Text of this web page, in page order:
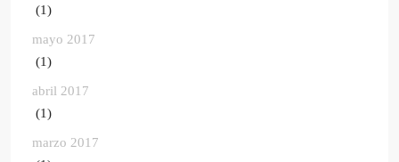
(1)
mayo 2017
(1)
abril 2017
(1)
marzo 2017